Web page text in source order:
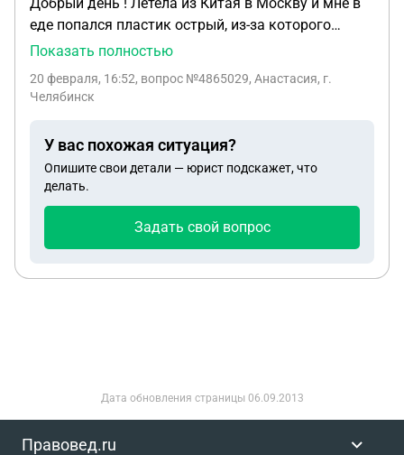
еде попался пластик острый, из-за которого
последствия могли быть неизвестно какие.
сказала ожидайте ответ. Ответа конечно же не
подать в суд на Аэрофлот в этом случае ?
Показать полностью
20 февраля, 16:52, вопрос №4865029, Анастасия, г.
Челябинск
У вас похожая ситуация?
Опишите свои детали — юрист подскажет, что
делать.
Задать свой вопрос
Дата обновления страницы 06.09.2013
Правовед.ru